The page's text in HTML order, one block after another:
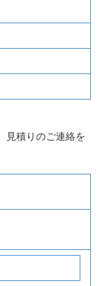
見積りのご連絡を